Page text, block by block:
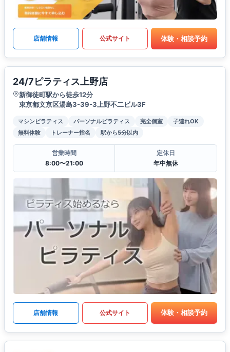
店舗情報 公式サイト 体験・相談予約
24/7ピラティス上野店
新御徒町駅から徒歩12分
東京都文京区湯島3-39-3上野不二ビル3F
マシンピラティス パーソナルピラティス 完全個室
子連れOK
無料体験
トレーナー指名 駅から5分以内
営業時間
8:00〜21:00
定休日
年中無休
店舗情報 公式サイト 体験・相談予約